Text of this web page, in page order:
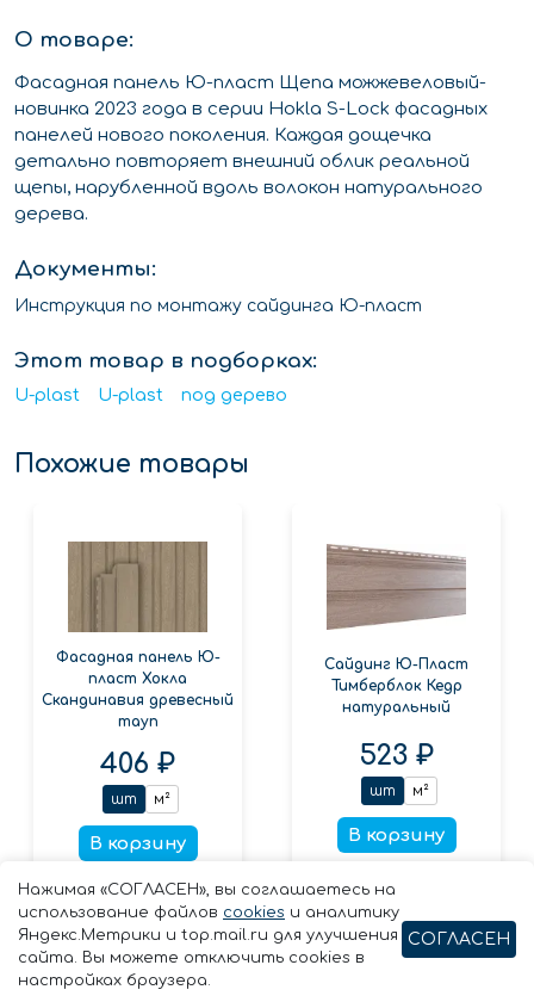
О товаре:
Фасадная панель Ю-пласт Щепа можжевеловый-
новинка 2023 года в серии Hokla S-Lock фасадных
панелей нового поколения. Каждая дощечка
детально повторяет внешний облик реальной
щепы, нарубленной вдоль волокон натурального
дерева.
Документы:
Инструкция по монтажу сайдинга Ю-пласт
Этот товар в подборках:
U-plast U-plast под дерево
Похожие товары
Фасадная панель Ю-
пласт Хокла
Скандинавия древесный
тауп
406 ₽
шт м²
В корзину
Заказать в 1 клик
Сайдинг Ю-Пласт
Тимберблок Кедр
натуральный
523 ₽
шт м²
В корзину
Заказать в 1 клик
Нажимая «СОГЛАСЕН», вы соглашаетесь на
использование файлов cookies и аналитику
Яндекс.Метрики и top.mail.ru для улучшения
сайта. Вы можете отключить cookies в
настройках браузера.
СОГЛАСЕН